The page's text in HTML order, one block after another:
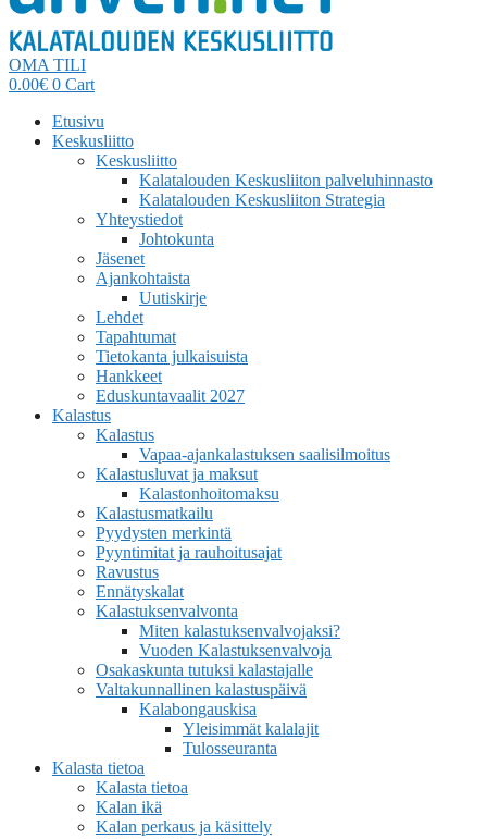
OMA TILI
0.00€ 0 Cart
Etusivu
Keskusliitto
Keskusliitto
Kalatalouden Keskusliiton palveluhinnasto
Kalatalouden Keskusliiton Strategia
Yhteystiedot
Johtokunta
Jäsenet
Ajankohtaista
Uutiskirje
Lehdet
Tapahtumat
Tietokanta julkaisuista
Hankkeet
Eduskuntavaalit 2027
Kalastus
Kalastus
Vapaa-ajankalastuksen saalisilmoitus
Kalastusluvat ja maksut
Kalastonhoitomaksu
Kalastusmatkailu
Pyydysten merkintä
Pyyntimitat ja rauhoitusajat
Ravustus
Ennätyskalat
Kalastuksenvalvonta
Miten kalastuksenvalvojaksi?
Vuoden Kalastuksenvalvoja
Osakaskunta tutuksi kalastajalle
Valtakunnallinen kalastuspäivä
Kalabongauskisa
Yleisimmät kalalajit
Tulosseuranta
Kalasta tietoa
Kalasta tietoa
Kalan ikä
Kalan perkaus ja käsittely